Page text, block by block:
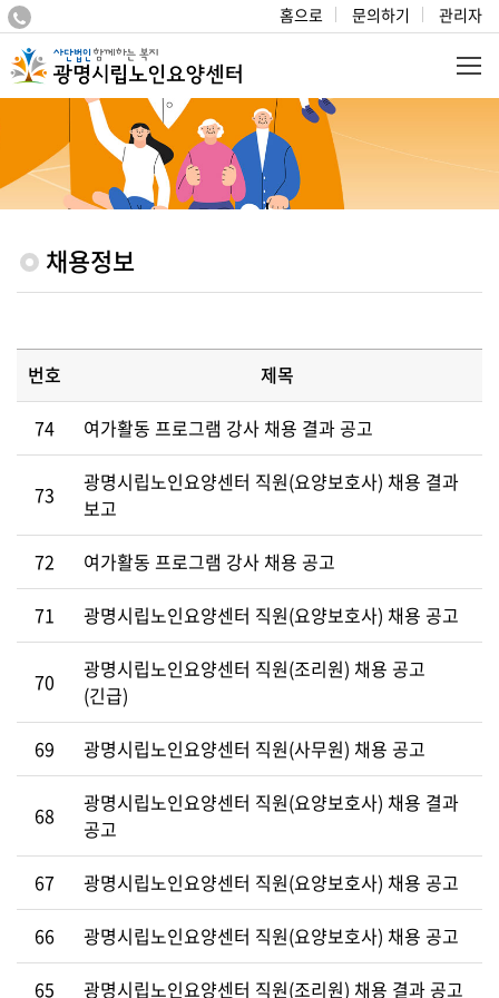
홈으로 문의하기 관리자
채용정보
번호
제목
74
여가활동 프로그램 강사 채용 결과 공고
73
광명시립노인요양센터 직원(요양보호사) 채용 결과
보고
72
여가활동 프로그램 강사 채용 공고
71
광명시립노인요양센터 직원(요양보호사) 채용 공고
70
광명시립노인요양센터 직원(조리원) 채용 공고
(긴급)
69
광명시립노인요양센터 직원(사무원) 채용 공고
68
광명시립노인요양센터 직원(요양보호사) 채용 결과
공고
67
광명시립노인요양센터 직원(요양보호사) 채용 공고
66
광명시립노인요양센터 직원(요양보호사) 채용 공고
65
광명시립노인요양센터 직원(조리원) 채용 결과 공고